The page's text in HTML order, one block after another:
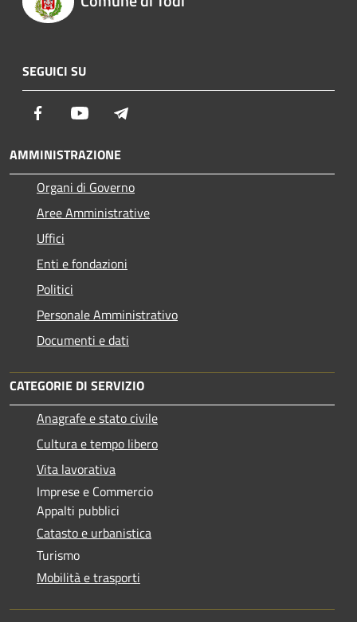
SEGUICI SU
Facebook Youtube
AMMINISTRAZIONE
Organi di Governo
Aree Amministrative
Uffici
Enti e fondazioni
Politici
Personale Amministrativo
Documenti e dati
CATEGORIE DI SERVIZIO
Anagrafe e stato civile
Cultura e tempo libero
Vita lavorativa
Imprese e Commercio
Appalti pubblici
Catasto e urbanistica
Turismo
Mobilità e trasporti